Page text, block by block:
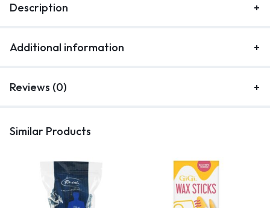
Description
Additional information
Reviews (0)
Similar Products